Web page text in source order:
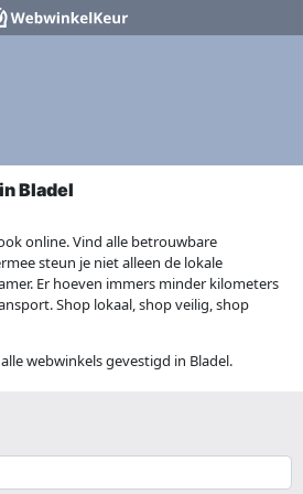
Bladel
online. Vind alle betrouwbare
steun je niet alleen de lokale
Er hoeven immers minder kilometers
Shop lokaal, shop veilig, shop
webwinkels gevestigd in Bladel.